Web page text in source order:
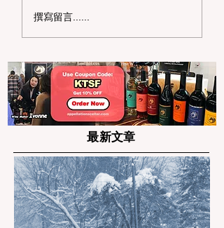
加州带狗徒步全解析：
撰寫留言......
最新文章